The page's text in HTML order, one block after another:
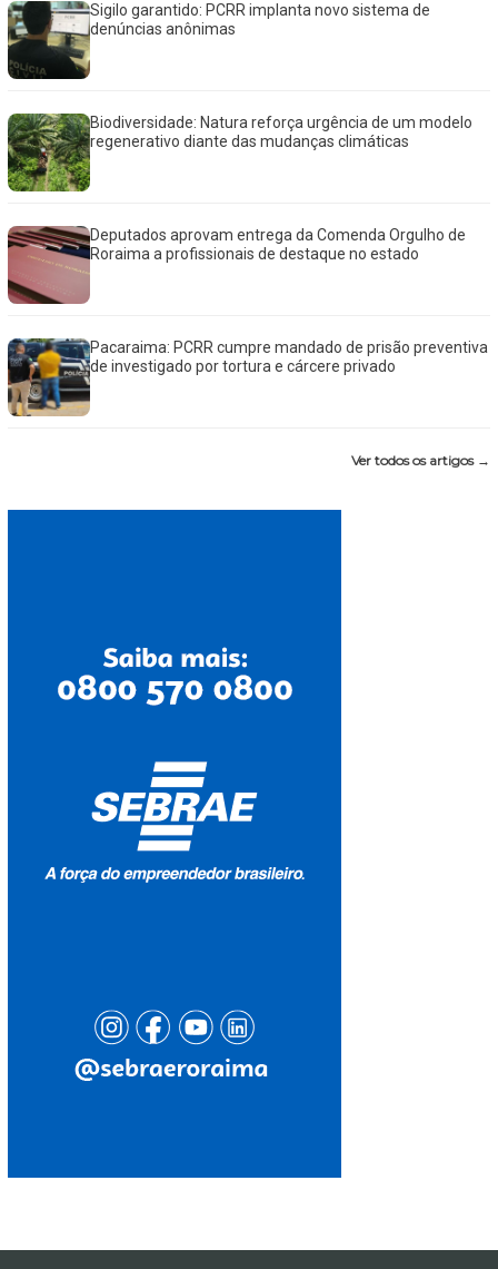
Sigilo garantido: PCRR implanta novo sistema de
denúncias anônimas
Biodiversidade: Natura reforça urgência de um modelo
regenerativo diante das mudanças climáticas
Deputados aprovam entrega da Comenda Orgulho de
Roraima a profissionais de destaque no estado
Pacaraima: PCRR cumpre mandado de prisão preventiva
de investigado por tortura e cárcere privado
Ver todos os artigos →